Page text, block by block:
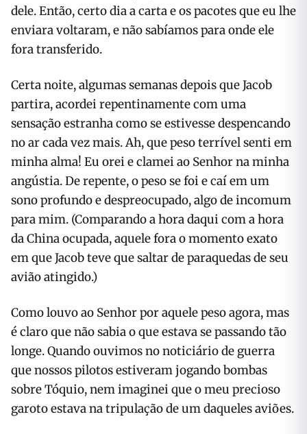
dele. Então, certo dia a carta e os pacotes que eu lhe
enviara voltaram, e não sabíamos para onde ele
fora transferido.
Certa noite, algumas semanas depois que Jacob
partira, acordei repentinamente com uma
sensação estranha como se estivesse despencando
no ar cada vez mais. Ah, que peso terrível senti em
minha alma! Eu orei e clamei ao Senhor na minha
angústia. De repente, o peso se foi e caí em um
sono profundo e despreocupado, algo de incomum
para mim. (Comparando a hora daqui com a hora
da China ocupada, aquele fora o momento exato
em que Jacob teve que saltar de paraquedas de seu
avião atingido.)
Como louvo ao Senhor por aquele peso agora, mas
é claro que não sabia o que estava se passando tão
longe. Quando ouvimos no noticiário de guerra
que nossos pilotos estiveram jogando bombas
sobre Tóquio, nem imaginei que o meu precioso
garoto estava na tripulação de um daqueles aviões.